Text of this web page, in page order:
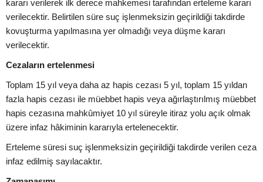
kararı verilerek ilk derece mahkemesi tarafından erteleme kararı
verilecektir. Belirtilen süre suç işlenmeksizin geçirildiği takdirde
kovuşturma yapılmasına yer olmadığı veya düşme kararı
verilecektir.
Cezaların ertelenmesi
Toplam 15 yıl veya daha az hapis cezası 5 yıl, toplam 15 yıldan
fazla hapis cezası ile müebbet hapis veya ağırlaştırılmış müebbet
hapis cezasına mahkûmiyet 10 yıl süreyle itiraz yolu açık olmak
üzere infaz hâkiminin kararıyla ertelenecektir.
Erteleme süresi suç işlenmeksizin geçirildiği takdirde verilen ceza
infaz edilmiş sayılacaktır.